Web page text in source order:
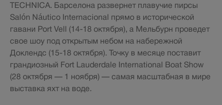
TECHNICA. Барселона развернет плавучие пирсы
Salón Náutico Internacional прямо в исторической
гавани Port Vell (14-18 октября), а Мельбурн проведет
свое шоу под открытым небом на набережной
Доклендс (15-18 октября). Точку в месяце поставит
грандиозный Fort Lauderdale International Boat Show
(28 октября — 1 ноября) — самая масштабная в мире
выставка яхт на воде.